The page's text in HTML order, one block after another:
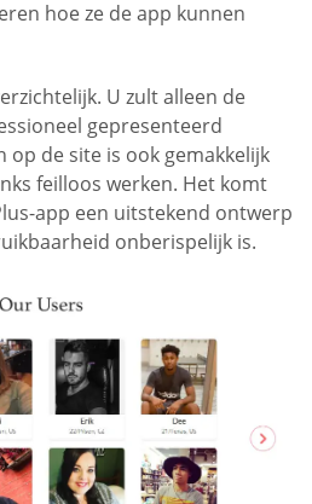
hoe ze de app kunnen
U zult alleen de
gepresenteerd
op de site is ook gemakkelijk
feilloos werken. Het komt
app een uitstekend ontwerp
onberispelijk is.